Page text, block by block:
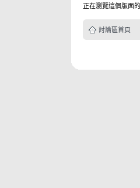
正在瀏覽這個版面
討論區首頁